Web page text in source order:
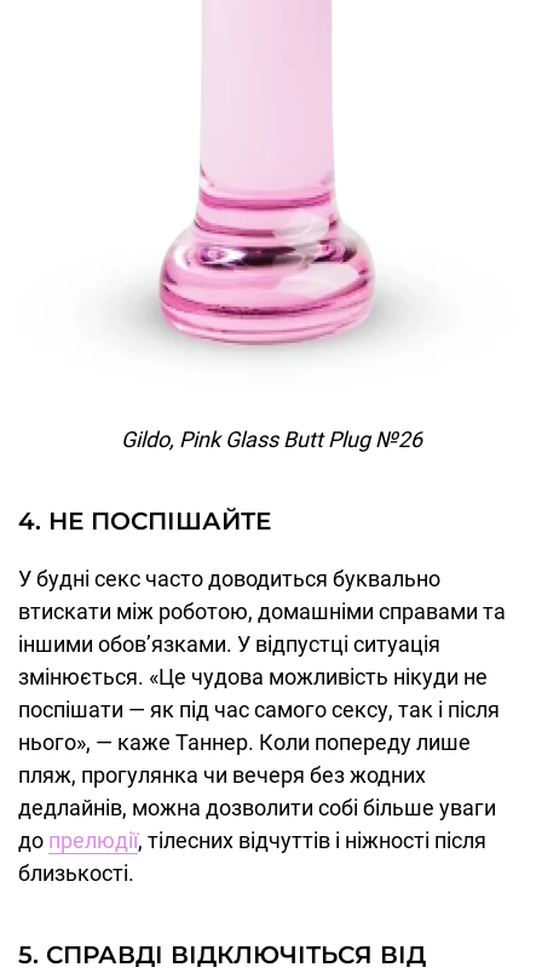
Gildo, Pink Glass Butt Plug №26
4. НЕ ПОСПІШАЙТЕ
У будні секс часто доводиться буквально
втискати між роботою, домашніми справами та
іншими обов’язками. У відпустці ситуація
змінюється. «Це чудова можливість нікуди не
поспішати — як під час самого сексу, так і після
нього», — каже Таннер. Коли попереду лише
пляж, прогулянка чи вечеря без жодних
дедлайнів, можна дозволити собі більше уваги
до прелюдії, тілесних відчуттів і ніжності після
близькості.
5. СПРАВДІ ВІДКЛЮЧІТЬСЯ ВІД